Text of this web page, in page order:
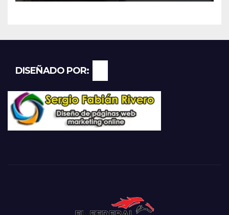
DISEÑADO POR: